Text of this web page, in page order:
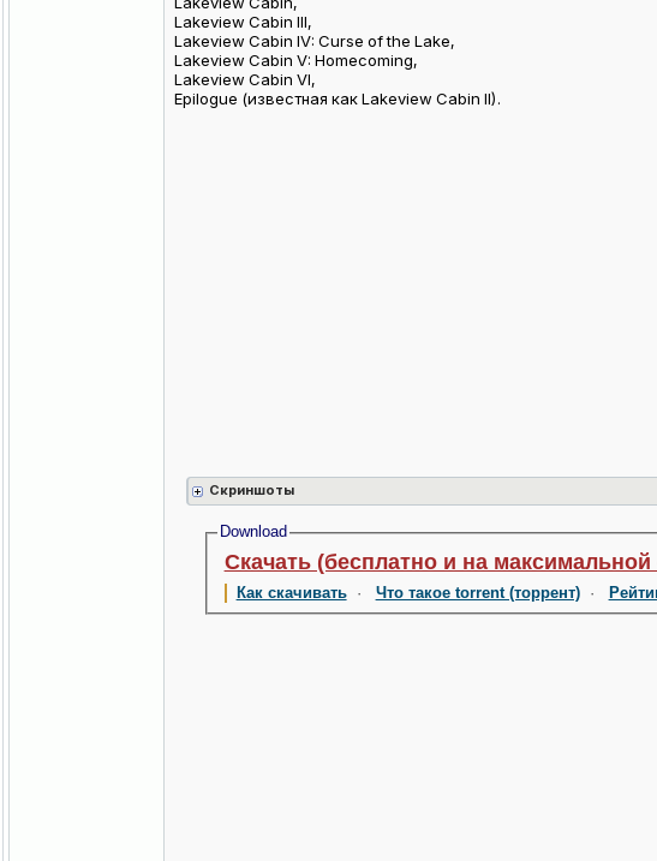
Lakeview Cabin III,
Lakeview Cabin IV: Curse of the Lake,
Lakeview Cabin V: Homecoming,
Lakeview Cabin VI,
Epilogue (известная как Lakeview Cabin II).
Скриншоты
Download
Скачать (бесплатно и на максимальной
Как скачивать· Что такое torrent (торрент)·